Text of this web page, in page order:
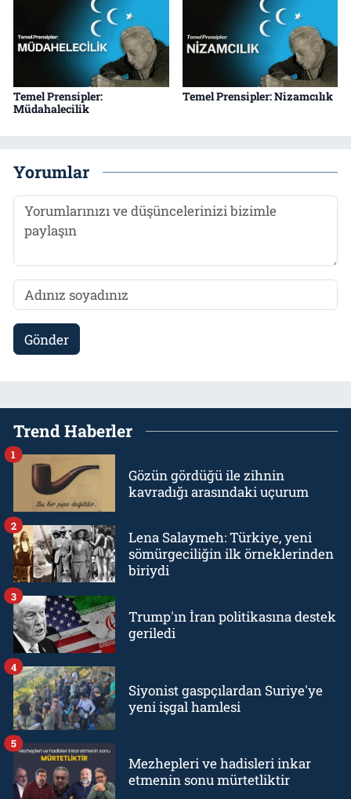
Temel Prensipler:
Müdahalecilik
Temel Prensipler: Nizamcılık
Yorumlar
Gönder
Trend Haberler
Gözün gördüğü ile zihnin
kavradığı arasındaki uçurum
1
Lena Salaymeh: Türkiye, yeni
sömürgeciliğin ilk örneklerinden
biriydi
2
Trump'ın İran politikasına destek
geriledi
3
Siyonist gaspçılardan Suriye'ye
yeni işgal hamlesi
4
Mezhepleri ve hadisleri inkar
etmenin sonu mürtetliktir
5